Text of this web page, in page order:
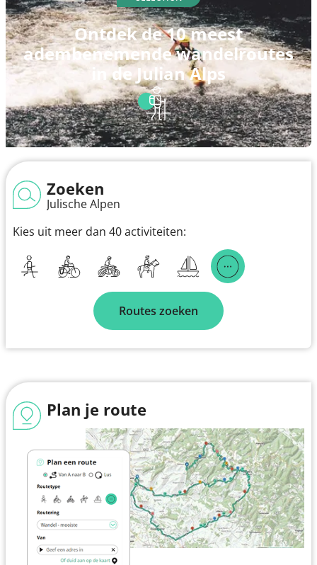
Ontdek de 10 meest
adembenemende wandelroutes
in de Julian Alps
Zoeken
Julische Alpen
Kies uit meer dan 40 activiteiten:
Routes zoeken
Plan je route